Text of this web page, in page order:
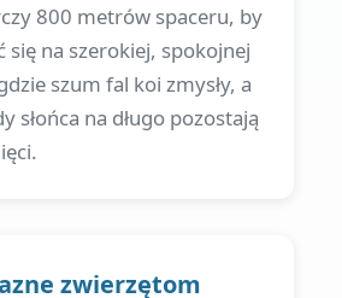
800 metrów spaceru, by
się na szerokiej, spokojnej
szum fal koi zmysły, a
słońca na długo pozostają
zwierzętom